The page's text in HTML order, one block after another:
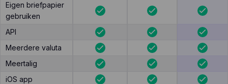
Eigen briefpapier
gebruiken
API
Meerdere valuta
Meertalig
iOS app